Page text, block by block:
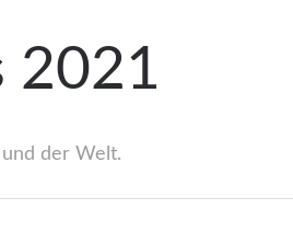
2021
der Welt.